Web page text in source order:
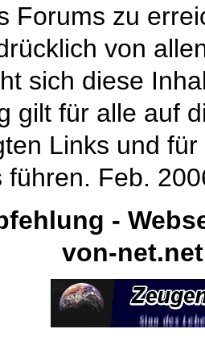
Forums zu
von
sich diese
gilt für alle auf
Links und
führen. Feb.
-
von-net.net